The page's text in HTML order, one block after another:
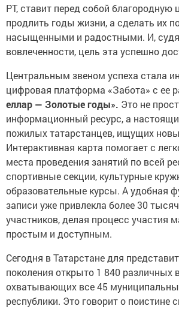
РТ, ставит перед собой благородную
продлить годы жизни, а сделать их
насыщенными и радостными. И,
вовлеченности, цель эта успешно
Центральным звеном успеха стала
цифровая платформа «Забота» с ее
еллар — Золотые годы». Это не
информационный ресурс, а
пожилых татарстанцев, ищущих
Интерактивная карта помогает с
места проведения занятий по всей
спортивные секции, культурные
образовательные курсы. А удобная
записи уже привлекла более 30
участников, делая процесс участия
простым и доступным.
Сегодня в Татарстане для
поколения открыто 1 840 различных
охватывающих все 45
республики. Это говорит о поистине